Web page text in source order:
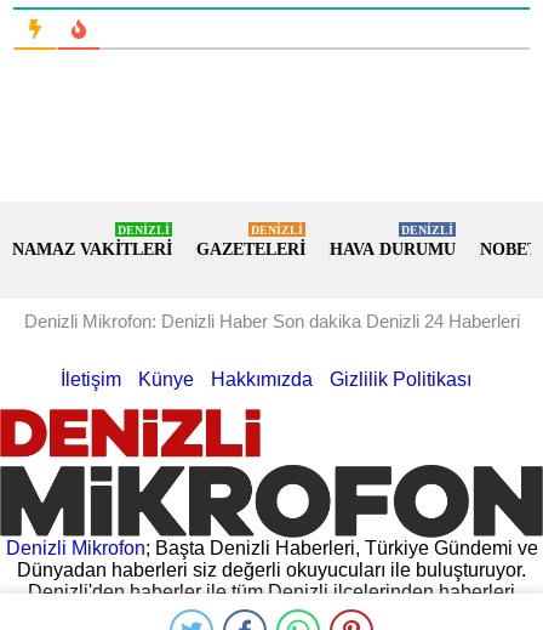
NAMAZ VAKİTLERİ
DENİZLİ
GAZETELERİ
DENİZLİ
HAVA DURUMU
DENİZLİ
Denizli Mikrofon: Denizli Haber Son dakika Denizli 24 Haberleri
İletişim Künye Hakkımızda Gizlilik Politikası
Denizli Mikrofon; Başta Denizli Haberleri, Türkiye Gündemi ve
Dünyadan haberleri siz değerli okuyucuları ile buluşturuyor.
Denizli'den haberler ile tüm Denizli ilçelerinden haberleri
hemen oku. Denizli Valiliğinden gelen açıklamalar, Denizli